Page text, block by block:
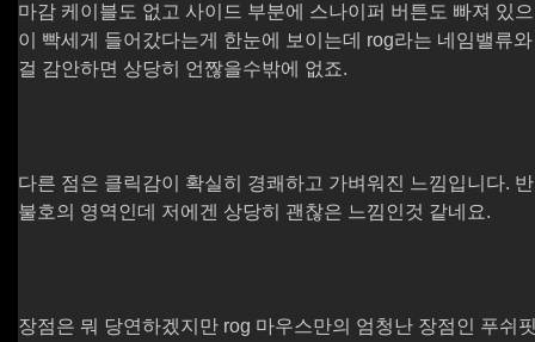
마감 케이블도 없고 사이드 부분에 스나이퍼 버튼도 빠져 있
이 빡세게 들어갔다는게 한눈에 보이는데 rog라는 네임밸류
걸 감안하면 상당히 언짢을수밖에 없죠.
다른 점은 클릭감이 확실히 경쾌하고 가벼워진 느낌입니다.
불호의 영역인데 저에겐 상당히 괜찮은 느낌인것 같네요.
장점은 뭐 당연하겠지만 rog 마우스만의 엄청난 장점인 푸쉬